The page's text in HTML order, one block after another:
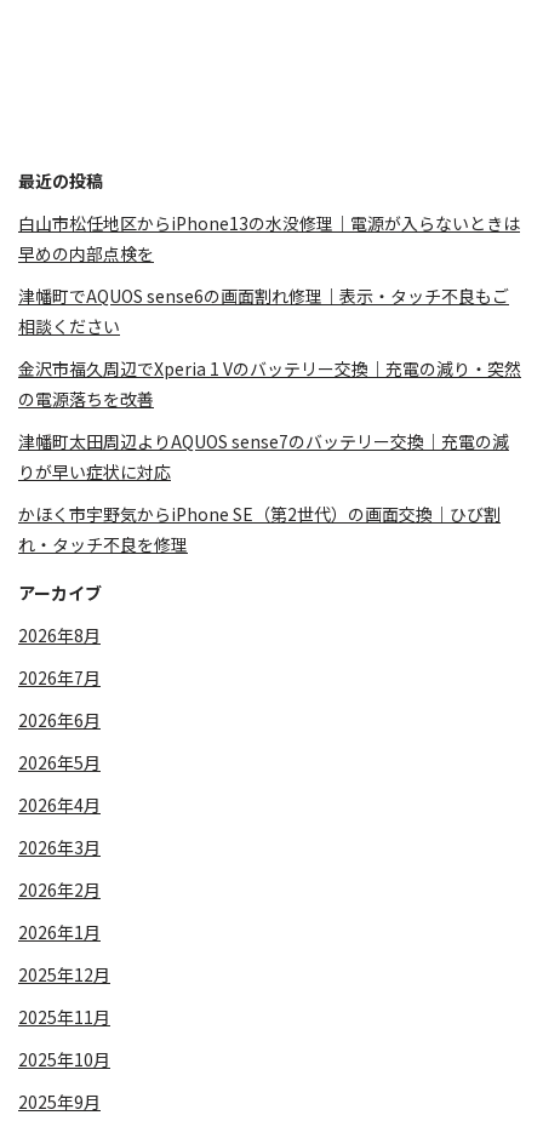
最近の投稿
白山市松任地区からiPhone13の水没修理｜電源が入らないときは
早めの内部点検を
津幡町でAQUOS sense6の画面割れ修理｜表示・タッチ不良もご
相談ください
金沢市福久周辺でXperia 1 Vのバッテリー交換｜充電の減り・突然
の電源落ちを改善
津幡町太田周辺よりAQUOS sense7のバッテリー交換｜充電の減
りが早い症状に対応
かほく市宇野気からiPhone SE（第2世代）の画面交換｜ひび割
れ・タッチ不良を修理
アーカイブ
2026年8月
2026年7月
2026年6月
2026年5月
2026年4月
2026年3月
2026年2月
2026年1月
2025年12月
2025年11月
2025年10月
2025年9月